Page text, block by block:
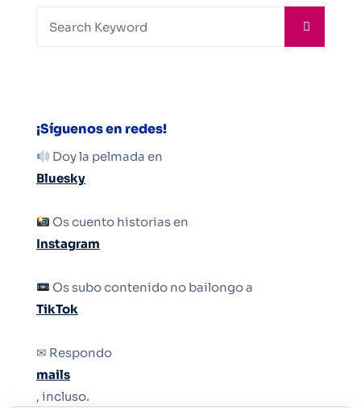
¡Síguenos en redes!
Doy la pelmada en
Bluesky
Os cuento historias en
Instagram
Os subo contenido no bailongo a
TikTok
✉ Respondo
mails
, incluso.